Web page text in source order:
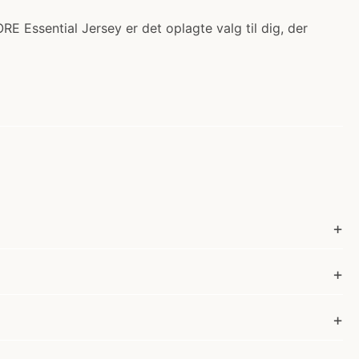
Essential Jersey er det oplagte valg til dig, der